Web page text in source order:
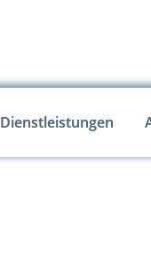
Dienstleistungen